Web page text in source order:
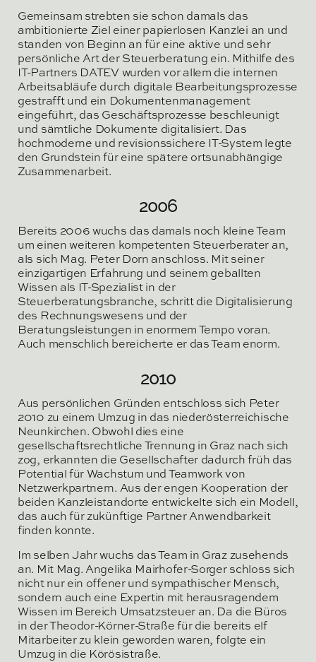
Gemeinsam strebten sie schon damals das
ambitionierte Ziel einer papierlosen Kanzlei an und
standen von Beginn an für eine aktive und sehr
persönliche Art der Steuerberatung ein. Mithilfe des
IT-Partners DATEV wurden vor allem die internen
Arbeitsabläufe durch digitale Bearbeitungsprozesse
gestrafft und ein Dokumentenmanagement
eingeführt, das Geschäftsprozesse beschleunigt
und sämtliche Dokumente digitalisiert. Das
hochmoderne und revisionssichere IT-System legte
den Grundstein für eine spätere ortsunabhängige
Zusammenarbeit.
2006
Bereits 2006 wuchs das damals noch kleine Team
um einen weiteren kompetenten Steuerberater an,
als sich Mag. Peter Dorn anschloss. Mit seiner
einzigartigen Erfahrung und seinem geballten
Wissen als IT-Spezialist in der
Steuerberatungsbranche, schritt die Digitalisierung
des Rechnungswesens und der
Beratungsleistungen in enormem Tempo voran.
Auch menschlich bereicherte er das Team enorm.
2010
Aus persönlichen Gründen entschloss sich Peter
2010 zu einem Umzug in das niederösterreichische
Neunkirchen. Obwohl dies eine
gesellschaftsrechtliche Trennung in Graz nach sich
zog, erkannten die Gesellschafter dadurch früh das
Potential für Wachstum und Teamwork von
Netzwerkpartnern. Aus der engen Kooperation der
beiden Kanzleistandorte entwickelte sich ein Modell,
das auch für zukünftige Partner Anwendbarkeit
finden konnte.
Im selben Jahr wuchs das Team in Graz zusehends
an. Mit Mag. Angelika Mairhofer-Sorger schloss sich
nicht nur ein offener und sympathischer Mensch,
sondern auch eine Expertin mit herausragendem
Wissen im Bereich Umsatzsteuer an. Da die Büros
in der Theodor-Körner-Straße für die bereits elf
Mitarbeiter zu klein geworden waren, folgte ein
Umzug in die Körösistraße.